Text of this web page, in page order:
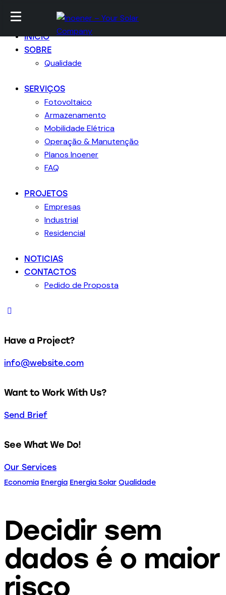
Ir para conteúdo
Fechar
INICIO
SOBRE
Qualidade
SERVIÇOS
Fotovoltaico
Armazenamento
Mobilidade Elétrica
Operação & Manutenção
Planos Inoener
FAQ
PROJETOS
Empresas
Industrial
Residencial
NOTICIAS
CONTACTOS
Pedido de Proposta
Have a Project?
info@website.com
Want to Work With Us?
Send Brief
See What We Do!
Our Services
Economia Energia Energia Solar Qualidade
Decidir sem
dados é o maior
risco